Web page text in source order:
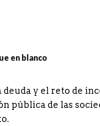
deuda y el reto de
pública de las